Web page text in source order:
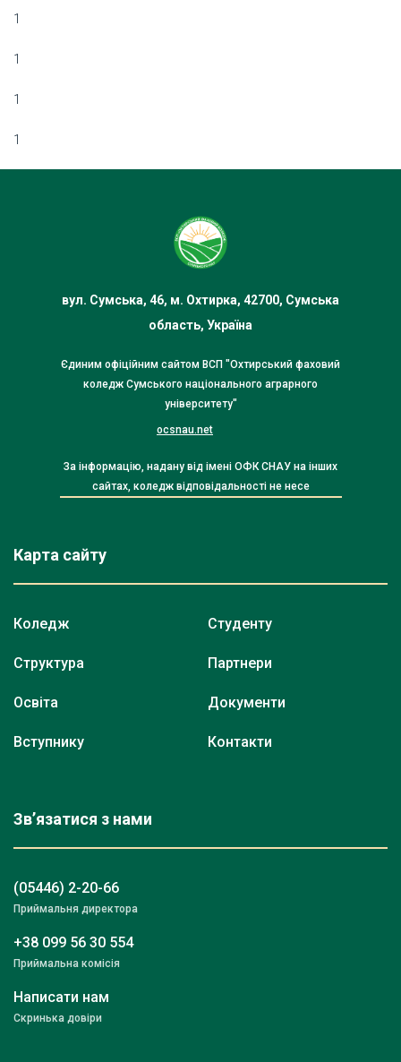
1
1
1
1
вул. Сумська, 46, м. Охтирка, 42700, Сумська
область, Україна
Єдиним офіційним сайтом ВСП "Охтирський фаховий
коледж Сумського національного аграрного
університету"
ocsnau.net
За інформацію, надану від імені ОФК СНАУ на інших
сайтах, коледж відповідальності не несе
Карта сайту
Коледж
Структура
Освіта
Вступнику
Студенту
Партнери
Документи
Контакти
Зв’язатися з нами
(05446) 2-20-66
Приймальня директора
+38 099 56 30 554
Приймальна комісія
Написати нам
Скринька довіри